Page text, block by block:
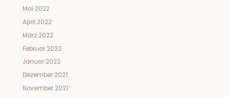
Mai 2022
April 2022
März 2022
Februar 2022
Januar 2022
Dezember 2021
November 2021